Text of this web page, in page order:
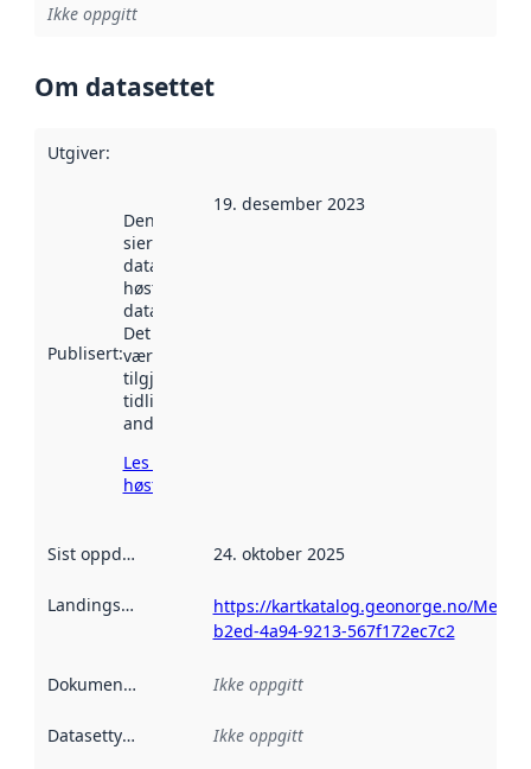
Ikke oppgitt
Om datasettet
Utgiver:
Publisert:
Denne datoen
sier når
datasettet ble
høstet av
data.norge.no.
Det kan ha
vært
tilgjengelig
tidligere
andre steder.
Les mer om
høsting her
19. desember 2023
Sist oppdatert 24. oktober 2025
Landingsside
https://kartkatalog.geonorge.no/
b2ed-4a94-9213-567f172ec7c2
Dokumentasjon Ikke oppgitt
Datasettype Ikke oppgitt